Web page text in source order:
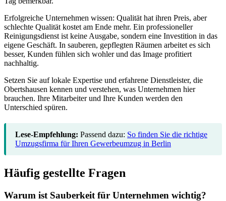
Erfolgreiche Unternehmen wissen: Qualität hat ihren Preis, aber
schlechte Qualität kostet am Ende mehr. Ein professioneller
Reinigungsdienst ist keine Ausgabe, sondern eine Investition in das
eigene Geschäft. In sauberen, gepflegten Räumen arbeitet es sich
besser, Kunden fühlen sich wohler und das Image profitiert
nachhaltig.
Setzen Sie auf lokale Expertise und erfahrene Dienstleister, die
Obertshausen kennen und verstehen, was Unternehmen hier
brauchen. Ihre Mitarbeiter und Ihre Kunden werden den
Unterschied spüren.
Lese-Empfehlung: Passend dazu: So finden Sie die richtige
Umzugsfirma für Ihren Gewerbeumzug in Berlin
Häufig gestellte Fragen
Warum ist Sauberkeit für Unternehmen wichtig?